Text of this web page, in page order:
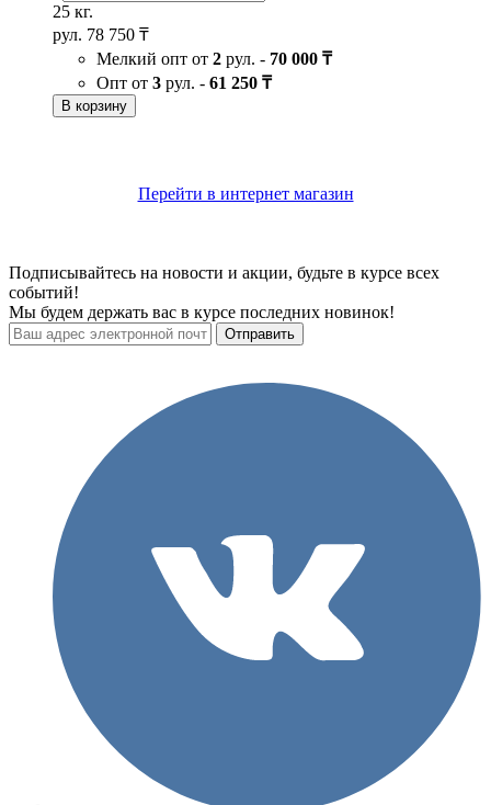
25 кг.
рул. 78 750 ₸
Мелкий опт от 2 рул. - 70 000 ₸
Опт от 3 рул. - 61 250 ₸
В корзину
Перейти в интернет магазин
Подписывайтесь на новости и акции, будьте в курсе всех
событий!
Мы будем держать вас в курсе последних новинок!